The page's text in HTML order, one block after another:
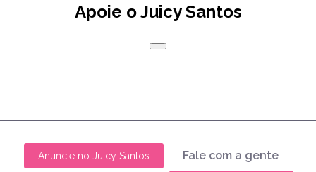
Apoie o Juicy Santos
Anuncie no Juicy Santos Fale com a gente